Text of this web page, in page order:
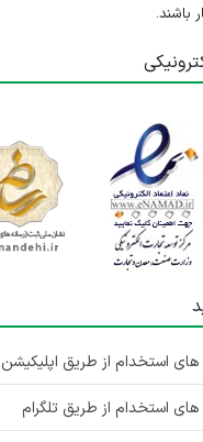
باشند.
استخدام از طریق اپلیکیشن
استخدام از طریق تلگرام